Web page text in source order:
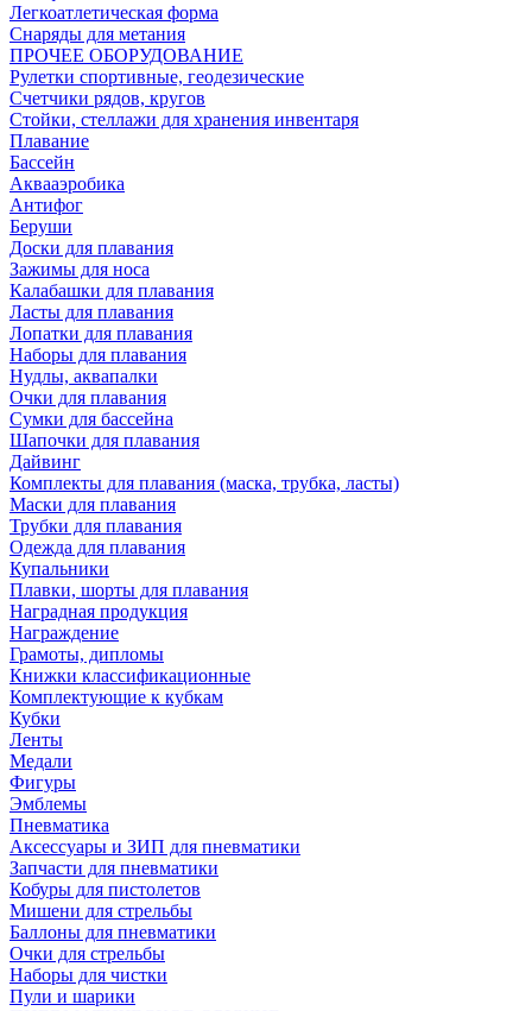
Легкоатлетическая форма
Снаряды для метания
ПРОЧЕЕ ОБОРУДОВАНИЕ
Рулетки спортивные, геодезические
Счетчики рядов, кругов
Стойки, стеллажи для хранения инвентаря
Плавание
Бассейн
Аквааэробика
Антифог
Беруши
Доски для плавания
Зажимы для носа
Калабашки для плавания
Ласты для плавания
Лопатки для плавания
Наборы для плавания
Нудлы, аквапалки
Очки для плавания
Сумки для бассейна
Шапочки для плавания
Дайвинг
Комплекты для плавания (маска, трубка, ласты)
Маски для плавания
Трубки для плавания
Одежда для плавания
Купальники
Плавки, шорты для плавания
Наградная продукция
Награждение
Грамоты, дипломы
Книжки классификационные
Комплектующие к кубкам
Кубки
Ленты
Медали
Фигуры
Эмблемы
Пневматика
Аксессуары и ЗИП для пневматики
Запчасти для пневматики
Кобуры для пистолетов
Мишени для стрельбы
Баллоны для пневматики
Очки для стрельбы
Наборы для чистки
Пули и шарики